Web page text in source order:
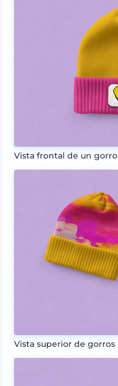
Vista frontal de un gorro
Vista superior de gorros